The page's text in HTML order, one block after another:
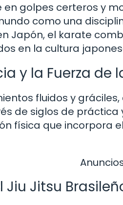
en golpes certeros y
como una
Japón, el karate
en la cultura
y la Fuerza
fluidos y
de siglos de
física que incorpora
Jiu Jitsu